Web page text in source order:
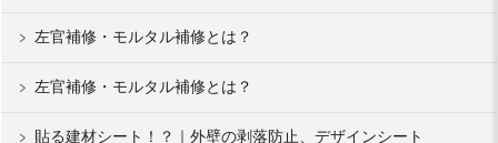
左官補修・モルタル補修とは？
左官補修・モルタル補修とは？
貼る建材シート！？｜外壁の剥落防止、デザインシート